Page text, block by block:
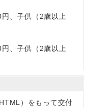
、子供（2歳以上
、子供（2歳以上
）をもって交付